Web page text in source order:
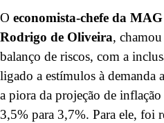
O economista-chefe da
Rodrigo de Oliveira,
balanço de riscos, com a
ligado a estímulos à demanda
a piora da projeção de
3,5% para 3,7%. Para ele, foi